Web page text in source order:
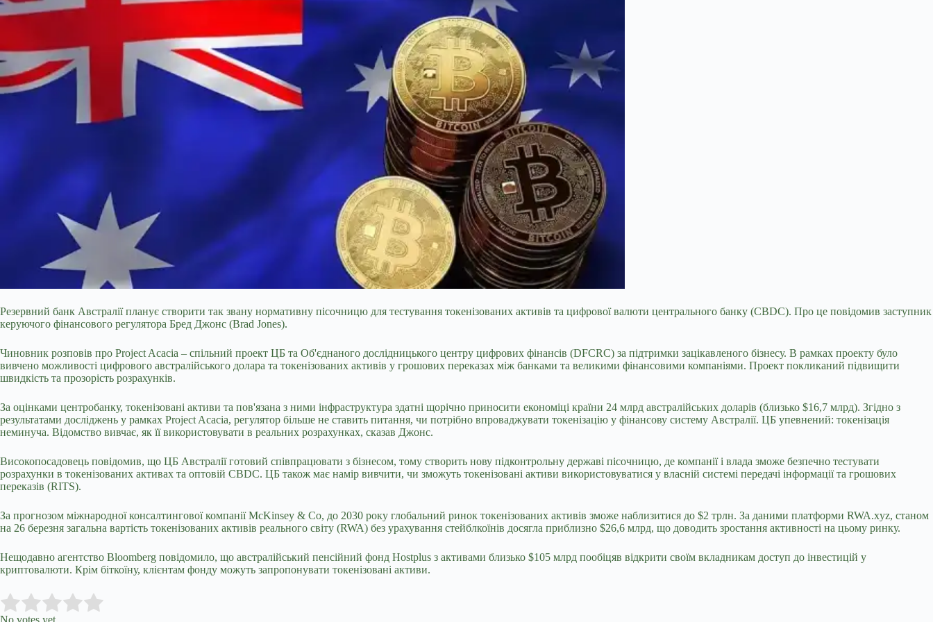
Резервний банк Австралії планує створити так звану нормативну пісочницю для тестування токенізованих активів та цифрової валюти центрального банку (CBDC). Про це повідомив заступник
керуючого фінансового регулятора Бред Джонс (Brad Jones).
Чиновник розповів про Project Acacia – спільний проект ЦБ та Об'єднаного дослідницького центру цифрових фінансів (DFCRC) за підтримки зацікавленого бізнесу. В рамках проекту було
вивчено можливості цифрового австралійського долара та токенізованих активів у грошових переказах між банками та великими фінансовими компаніями. Проект покликаний підвищити
швидкість та прозорість розрахунків.
За оцінками центробанку, токенізовані активи та пов'язана з ними інфраструктура здатні щорічно приносити економіці країни 24 млрд австралійських доларів (близько $16,7 млрд). Згідно з
результатами досліджень у рамках Project Acacia, регулятор більше не ставить питання, чи потрібно впроваджувати токенізацію у фінансову систему Австралії. ЦБ упевнений: токенізація
неминуча. Відомство вивчає, як її використовувати в реальних розрахунках, сказав Джонс.
Високопосадовець повідомив, що ЦБ Австралії готовий співпрацювати з бізнесом, тому створить нову підконтрольну державі пісочницю, де компанії і влада зможе безпечно тестувати
розрахунки в токенізованих активах та оптовій CBDC. ЦБ також має намір вивчити, чи зможуть токенізовані активи використовуватися у власній системі передачі інформації та грошових
переказів (RITS).
За прогнозом міжнародної консалтингової компанії McKinsey & Co, до 2030 року глобальний ринок токенізованих активів зможе наблизитися до $2 трлн. За даними платформи RWA.xyz, станом
на 26 березня загальна вартість токенізованих активів реального світу (RWA) без урахування стейблкоїнів досягла приблизно $26,6 млрд, що доводить зростання активності на цьому ринку.
Нещодавно агентство Bloomberg повідомило, що австралійський пенсійний фонд Hostplus з активами близько $105 млрд пообіцяв відкрити своїм вкладникам доступ до інвестицій у
криптовалюти. Крім біткоїну, клієнтам фонду можуть запропонувати токенізовані активи.
Rate this item:
No votes yet.